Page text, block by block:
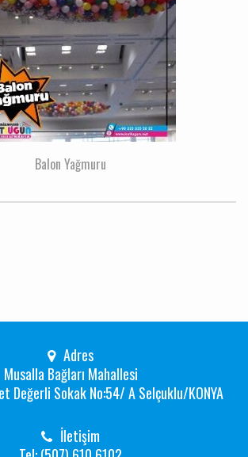
Balon Yağmuru
Adres
Musalla Bağları Mahallesi
Değerli Sokak No:54/ A Selçuklu/KONYA
İletişim